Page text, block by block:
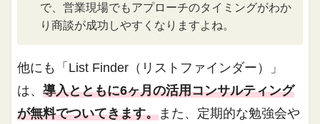
で、営業現場でもアプローチのタイミングがわか
り商談が成功しやすくなりますよね。
他にも「List Finder（リストファインダー）」
は、導入とともに6ヶ月の活用コンサルティング
が無料でついてきます。 また、定期的な勉強会や